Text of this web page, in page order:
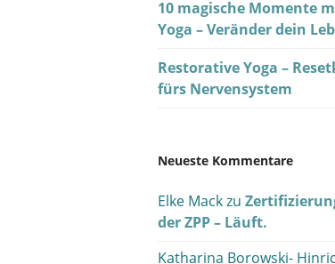
10 magische Momente
Yoga – Veränder dein
Restorative Yoga –
fürs Nervensystem
Neueste Kommentare
Elke Mackzu
der ZPP – Läuft.
Katharina Borowski-